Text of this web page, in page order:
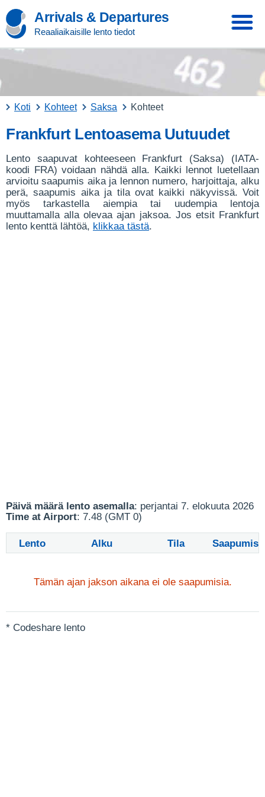
Arrivals & Departures
Reaaliaikaisille lento tiedot
Koti Kohteet Saksa Kohteet
Frankfurt Lentoasema Uutuudet
Lento saapuvat kohteeseen Frankfurt (Saksa) (IATA-
koodi FRA) voidaan nähdä alla. Kaikki lennot luetellaan
arvioitu saapumis aika ja lennon numero, harjoittaja, alku
perä, saapumis aika ja tila ovat kaikki näkyvissä. Voit
myös tarkastella aiempia tai uudempia lentoja
muuttamalla alla olevaa ajan jaksoa. Jos etsit Frankfurt
lento kenttä lähtöä, klikkaa tästä.
Päivä määrä lento asemalla: perjantai 7. elokuuta 2026
Time at Airport: 7.48 (GMT 0)
Lento Alku Tila Saapumis
Tämän ajan jakson aikana ei ole saapumisia.
* Codeshare lento